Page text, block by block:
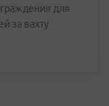
для
за вахту